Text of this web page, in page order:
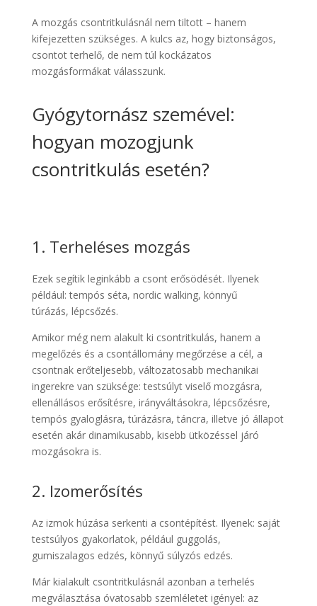
A mozgás csontritkulásnál nem tiltott – hanem
kifejezetten szükséges. A kulcs az, hogy biztonságos,
csontot terhelő, de nem túl kockázatos
mozgásformákat válasszunk.
Gyógytornász szemével:
hogyan mozogjunk
csontritkulás esetén?
1. Terheléses mozgás
Ezek segítik leginkább a csont erősödését. Ilyenek
például:tempós séta, nordic walking, könnyű
túrázás, lépcsőzés.
Amikor még nem alakult ki csontritkulás, hanem a
megelőzés és a csontállomány megőrzése a cél, a
csontnak erőteljesebb, változatosabb mechanikai
ingerekre van szüksége: testsúlyt viselő mozgásra,
ellenállásos erősítésre, irányváltásokra, lépcsőzésre,
tempós gyaloglásra, túrázásra, táncra, illetve jó állapot
esetén akár dinamikusabb, kisebb ütközéssel járó
mozgásokra is.
2. Izomerősítés
Az izmok húzása serkenti a csontépítést. Ilyenek: saját
testsúlyos gyakorlatok, például guggolás,
gumiszalagos edzés, könnyű súlyzós edzés.
Már kialakult csontritkulásnál azonban a terhelés
megválasztása óvatosabb szemléletet igényel: az